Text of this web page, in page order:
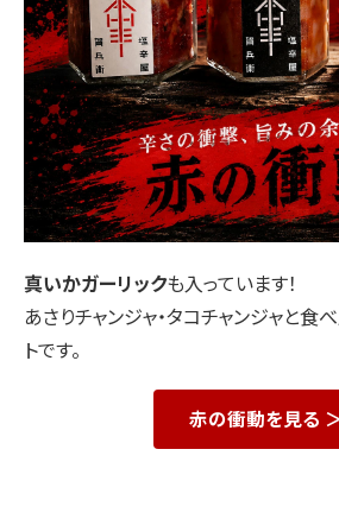
真いかガーリックも入っています！
あさりチャンジャ・タコチャンジャと食
トです。
赤の衝動を見る